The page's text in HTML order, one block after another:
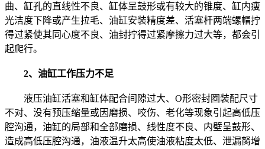
曲、缸孔的直线性不良、缸体呈鼓形或有较大的锥度、缸内瘦
光洁度下降或产生拉毛、油缸安装精度差、活塞杆两端螺帽拧
得过紧使其同心度不良、油封拧得过紧摩擦力过大等，都会引
起爬行。
2、油缸工作压力不足
液压油缸活塞和缸体配合间隙过大、O形密封圈装配尺寸
不对、没有预压缩量或因磨损、咬伤、老化等现象引起高低压
腔沟通，油缸的局部和全部磨损、线性度不良、内壁呈鼓形、
造成高低压腔沟通，油液温升太高使油液粘度太低、泄漏胬增